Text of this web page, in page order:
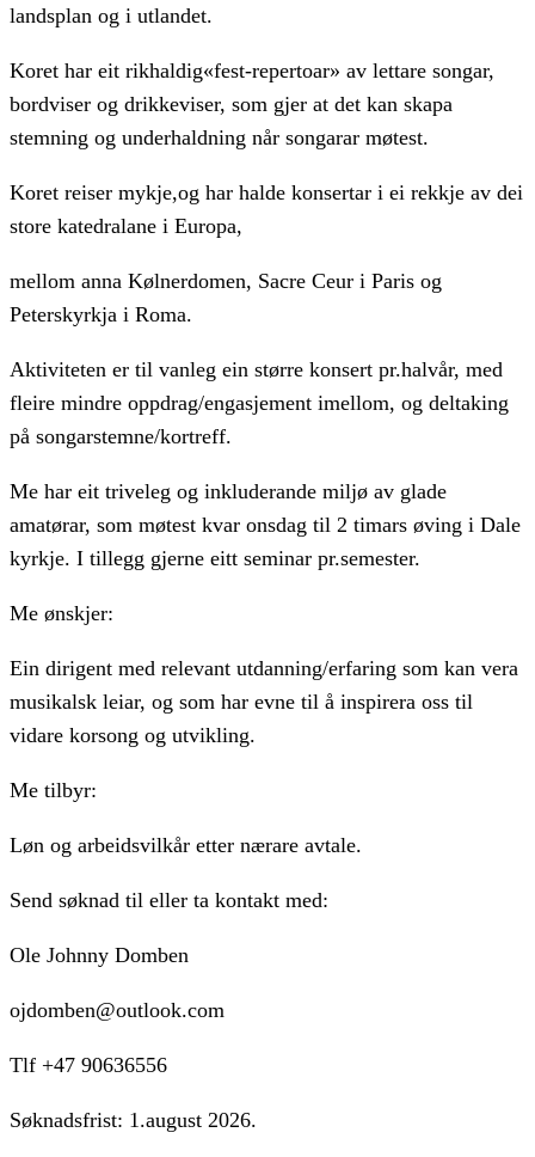
landsplan og i utlandet.
Koret har eit rikhaldig«fest-repertoar» av lettare songar,
bordviser og drikkeviser, som gjer at det kan skapa
stemning og underhaldning når songarar møtest.
Koret reiser mykje,og har halde konsertar i ei rekkje av dei
store katedralane i Europa,
mellom anna Kølnerdomen, Sacre Ceur i Paris og
Peterskyrkja i Roma.
Aktiviteten er til vanleg ein større konsert pr.halvår, med
fleire mindre oppdrag/engasjement imellom, og deltaking
på songarstemne/kortreff.
Me har eit triveleg og inkluderande miljø av glade
amatørar, som møtest kvar onsdag til 2 timars øving i Dale
kyrkje. I tillegg gjerne eitt seminar pr.semester.
Me ønskjer:
Ein dirigent med relevant utdanning/erfaring som kan vera
musikalsk leiar, og som har evne til å inspirera oss til
vidare korsong og utvikling.
Me tilbyr:
Løn og arbeidsvilkår etter nærare avtale.
Send søknad til eller ta kontakt med:
Ole Johnny Domben
ojdomben@outlook.com
Tlf +47 90636556
Søknadsfrist: 1.august 2026.